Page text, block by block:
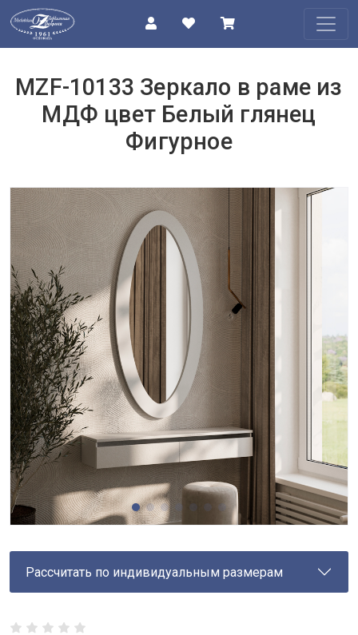
КОМПАНИИ
КОНТАКТЫ
MZF-10133 Зеркало в раме из
МДФ цвет Белый глянец
Фигурное
Рассчитать по индивидуальным размерам